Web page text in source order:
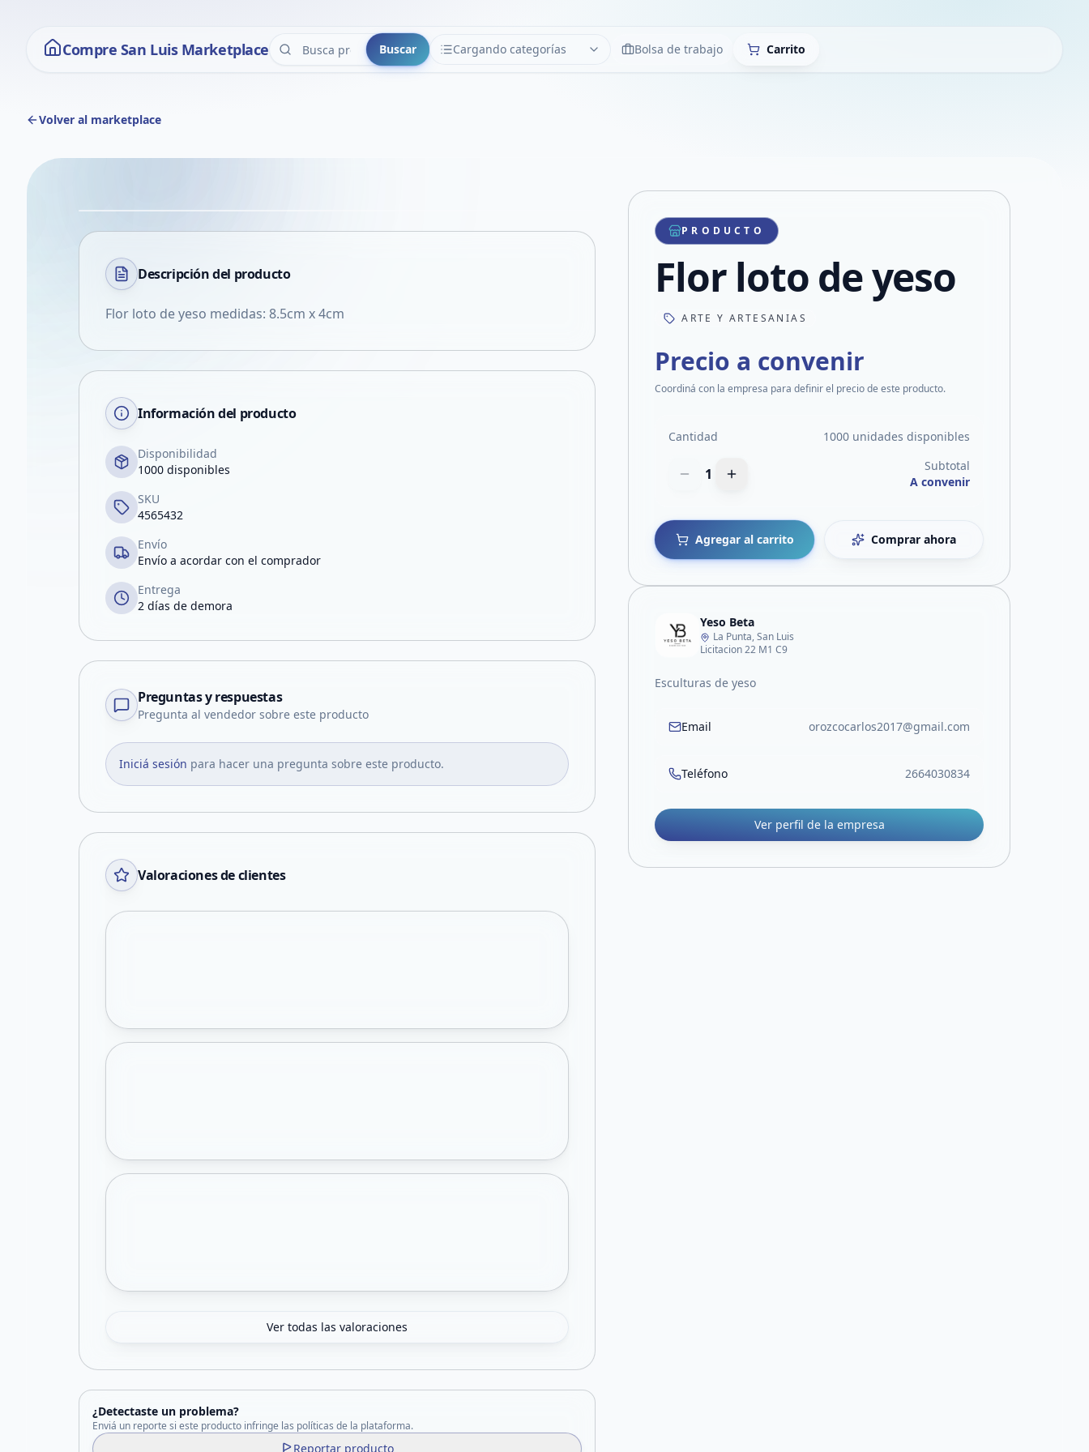
Compre San Luis Marketplace Buscar Cargando categorías
CATEGORÍAS LimpiarBolsa de trabajo Carrito
Volver al marketplace
VER EN PANTALLA COMPLETA
Compartir producto
Compartir por WhatsApp
Compartir por mail
Compartir en Facebook
Compartir en X
Descripción del producto
Flor loto de yeso medidas: 8.5cm x 4cm
Información del producto
Disponibilidad
1000 disponibles
SKU
4565432
Envío
Envío a acordar con el comprador
Entrega
2 días de demora
Preguntas y respuestas
Pregunta al vendedor sobre este producto
Iniciá sesión para hacer una pregunta sobre este producto.
Valoraciones de clientes
Ver todas las valoraciones
¿Detectaste un problema?
Enviá un reporte si este producto infringe las políticas de la plataforma.
Reportar producto
PRODUCTO
Flor loto de yeso
ARTE Y ARTESANIAS
Precio a convenir
Coordiná con la empresa para definir el precio de este producto.
Cantidad 1000 unidades disponibles
1
Subtotal
A convenir
Agregar al carrito Comprar ahora
Yeso Beta
La Punta, San Luis
Licitacion 22 M1 C9
Esculturas de yeso
Email orozcocarlos2017@gmail.com
Teléfono 2664030834
Ver perfil de la empresa